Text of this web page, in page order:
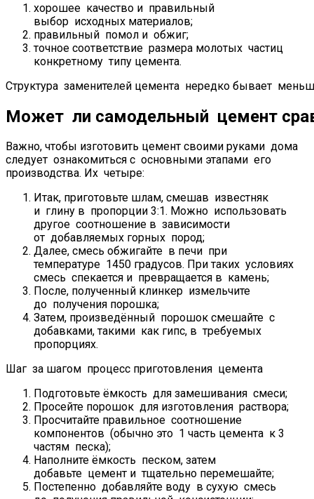
хорошее качество и правильный
выбор исходных материалов;
правильный помол и обжиг;
точное соответствие размера молотых частиц
конкретному типу цемента.
Структура заменителей цемента нередко бывает
Может ли самодельный цемент
Важно, чтобы изготовить цемент своими руками дома
следует ознакомиться с основными этапами его
производства. Их четыре:
Итак, приготовьте шлам, смешав известняк
и глину в пропорции 3:1. Можно использовать
другое соотношение в зависимости
от добавляемых горных пород;
Далее, смесь обжигайте в печи при
температуре 1450 градусов. При таких условиях
смесь спекается и превращается в камень;
После, полученный клинкер измельчите
до получения порошка;
Затем, произведённый порошок смешайте с
добавками, такими как гипс, в требуемых
пропорциях.
Шаг за шагом процесс приготовления цемента
Подготовьте ёмкость для замешивания смеси;
Просейте порошок для изготовления раствора;
Просчитайте правильное соотношение
компонентов (обычно это 1 часть цемента к 3
частям песка);
Наполните ёмкость песком, затем
добавьте цемент и тщательно перемешайте;
Постепенно добавляйте воду в сухую смесь